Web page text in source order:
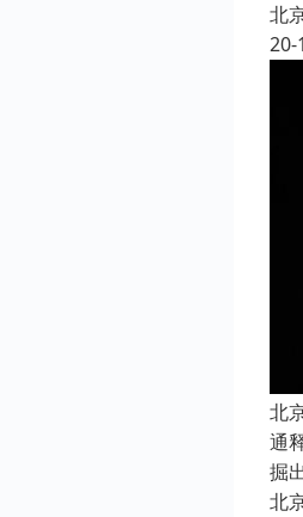
北
20-
北
通
掘
北